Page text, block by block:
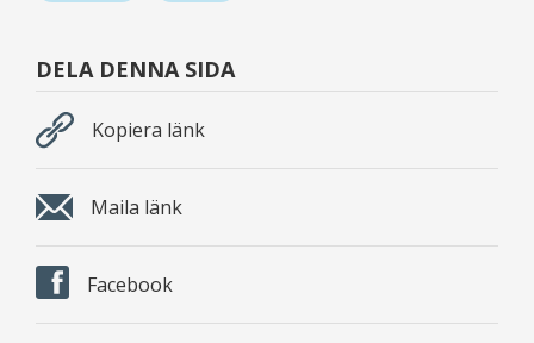
DELA DENNA SIDA
Kopiera länk
Maila länk
Facebook